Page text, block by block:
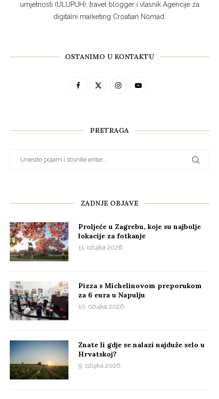
umjetnosti (ULUPUH), travel blogger i vlasnik Agencije za
digitalni marketing Croatian Nomad.
OSTANIMO U KONTAKTU
PRETRAGA
ZADNJE OBJAVE
Proljeće u Zagrebu, koje su najbolje
lokacije za fotkanje
11. ožujka 2026.
Pizza s Michelinovom preporukom
za 6 eura u Napulju
10. ožujka 2026.
Znate li gdje se nalazi najduže selo u
Hrvatskoj?
9. ožujka 2026.